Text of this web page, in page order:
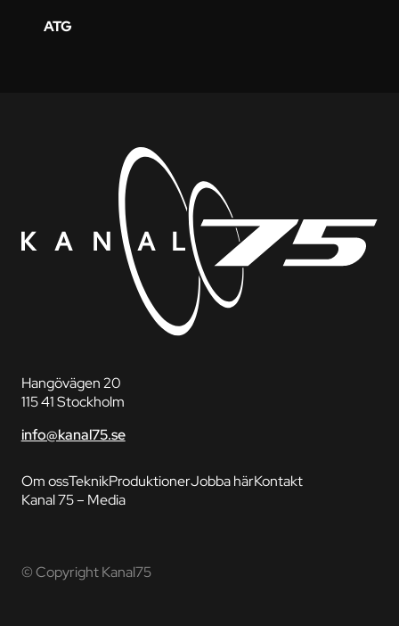
ATG
Hangövägen 20
115 41 Stockholm
info@kanal75.se
Om ossTeknikProduktionerJobba härKontakt
Kanal 75 – Media
© Copyright Kanal75